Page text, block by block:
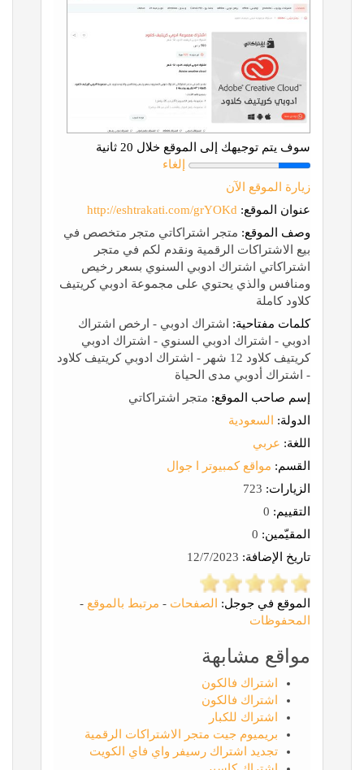
سوف يتم توجيهك إلى الموقع خلال 20 ثانية
إلغاء
زيارة الموقع الآن
عنوان الموقع: http://eshtrakati.com/grYOKd
وصف الموقع: متجر اشتراكاتي متجر متخصص في
بيع الاشتراكات الرقمية ونقدم لكم في متجر
اشتراكاتي اشتراك ادوبي السنوي بسعر رخيص
ومنافس والذي يحتوي على مجموعة ادوبي كريتيف
كلاود كاملة
كلمات مفتاحية: اشتراك ادوبي - ارخص اشتراك
ادوبي - اشتراك ادوبي السنوي - اشتراك ادوبي
كريتيف كلاود 12 شهر - اشتراك ادوبي كريتيف كلاود
- اشتراك أدوبي مدى الحياة
إسم صاحب الموقع: متجر اشتراكاتي
الدولة:
السعودية
اللغة: عربي
القسم: مواقع كمبيوتر ا جوال
الزيارات:
التقييم:
المقيّمين:
تاريخ الإضافة:
الموقع في جوجل: الصفحات - مرتبط بالموقع -
المحفوظات
مواقع مشابهة
اشتراك فالكون
اشتراك فالكون
اشتراك للكبار
بريميوم جيت متجر الاشتراكات الرقمية
تجديد اشتراك رسيفر واي فاي الكويت